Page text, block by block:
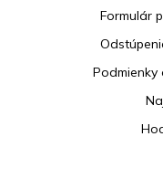
Formulár